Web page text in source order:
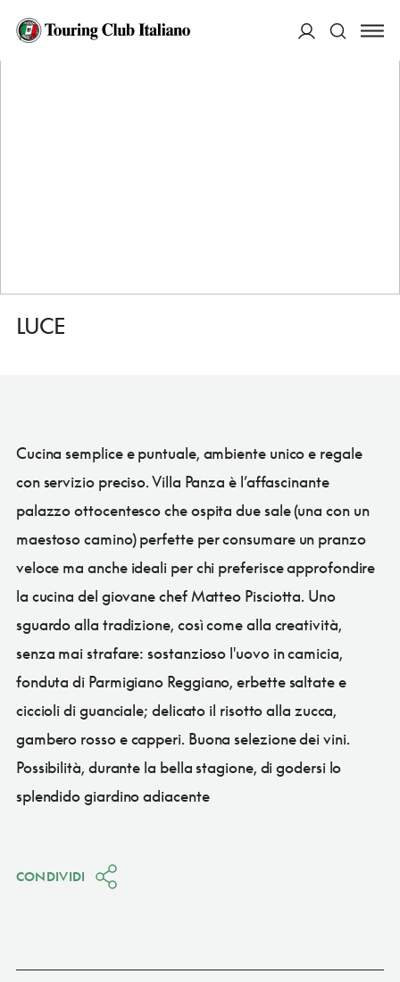
HOME
LUCE
Cucina semplice e puntuale, ambiente unico e regale
con servizio preciso. Villa Panza è l’affascinante
palazzo ottocentesco che ospita due sale (una con un
maestoso camino) perfette per consumare un pranzo
veloce ma anche ideali per chi preferisce approfondire
la cucina del giovane chef Matteo Pisciotta. Uno
sguardo alla tradizione, così come alla creatività,
senza mai strafare: sostanzioso l'uovo in camicia,
fonduta di Parmigiano Reggiano, erbette saltate e
ciccioli di guanciale; delicato il risotto alla zucca,
gambero rosso e capperi. Buona selezione dei vini.
Possibilità, durante la bella stagione, di godersi lo
splendido giardino adiacente
CONDIVIDI